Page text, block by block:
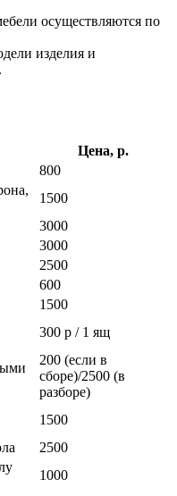
осуществляются по
изделия и
Цена, р.
800
1500
3000
3000
2500
600
1500
300 р / 1 ящ
200 (если в
сборе)/2500 (в
разборе)
1500
2500
1000